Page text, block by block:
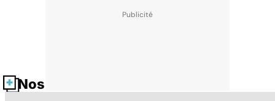
Nos fiches santé